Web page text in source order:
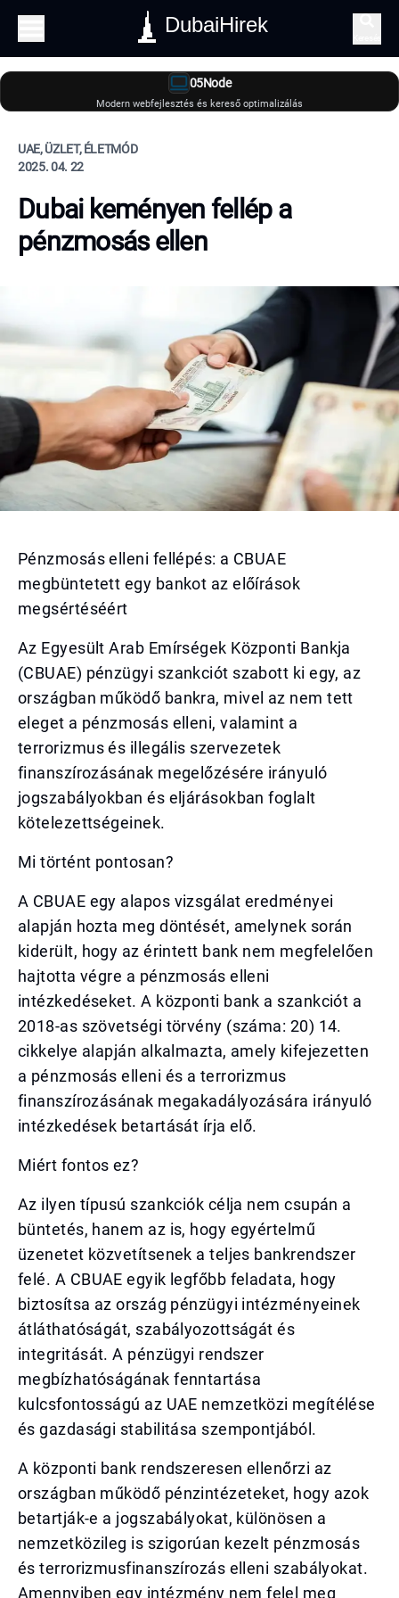
DubaiHirek
05Node
Modern webfejlesztés és kereső optimalizálás
UAE, ÜZLET, ÉLETMÓD
2025. 04. 22
Dubai keményen fellép a
pénzmosás ellen
Pénzmosás elleni fellépés: a CBUAE
megbüntetett egy bankot az előírások
megsértéséért
Az Egyesült Arab Emírségek Központi Bankja
(CBUAE) pénzügyi szankciót szabott ki egy, az
országban működő bankra, mivel az nem tett
eleget a pénzmosás elleni, valamint a
terrorizmus és illegális szervezetek
finanszírozásának megelőzésére irányuló
jogszabályokban és eljárásokban foglalt
kötelezettségeinek.
Mi történt pontosan?
A CBUAE egy alapos vizsgálat eredményei
alapján hozta meg döntését, amelynek során
kiderült, hogy az érintett bank nem megfelelően
hajtotta végre a pénzmosás elleni
intézkedéseket. A központi bank a szankciót a
2018-as szövetségi törvény (száma: 20) 14.
cikkelye alapján alkalmazta, amely kifejezetten
a pénzmosás elleni és a terrorizmus
finanszírozásának megakadályozására irányuló
intézkedések betartását írja elő.
Miért fontos ez?
Az ilyen típusú szankciók célja nem csupán a
büntetés, hanem az is, hogy egyértelmű
üzenetet közvetítsenek a teljes bankrendszer
felé. A CBUAE egyik legfőbb feladata, hogy
biztosítsa az ország pénzügyi intézményeinek
átláthatóságát, szabályozottságát és
integritását. A pénzügyi rendszer
megbízhatóságának fenntartása
kulcsfontosságú az UAE nemzetközi megítélése
és gazdasági stabilitása szempontjából.
A központi bank rendszeresen ellenőrzi az
országban működő pénzintézeteket, hogy azok
betartják-e a jogszabályokat, különösen a
nemzetközileg is szigorúan kezelt pénzmosás
és terrorizmusfinanszírozás elleni szabályokat.
Amennyiben egy intézmény nem felel meg